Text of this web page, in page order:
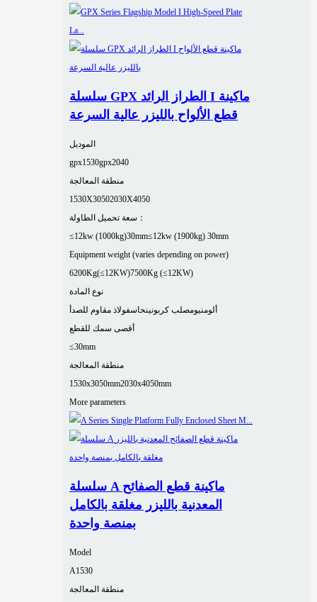
سلسلة GPX الطراز الرائد I ماكينة
قطع الألواح بالليزر عالية السرعة
الموديل
gpx1530gpx2040
منطقة المعالجة
1530X30502030X4050
سعة تحميل الطاولة：
≤12kw (1000kg)30mm≤12kw (1900kg) 30mm
Equipment weight (varies depending on power)
6200Kg(≤12KW)7500Kg (≤12KW)
نوع المادة
ألومنيومصلب كربونينحاسفولاذ مقاوم للصدأ
أقصى سمك للقطع
≤30mm
منطقة المعالجة
1530x3050mm2030x4050mm
More parameters
سلسلة A ماكينة قطع الصفائح
المعدنية بالليزر مغلقة بالكامل
بمنصة واحدة
Model
A1530
منطقة المعالجة